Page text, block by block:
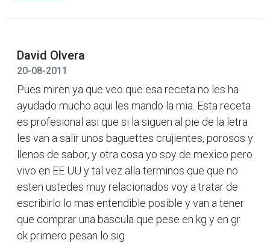
David Olvera
20-08-2011
Pues miren ya que veo que esa receta no les ha
ayudado mucho aqui les mando la mia. Esta receta
es profesional asi que si la siguen al pie de la letra
les van a salir unos baguettes crujientes, porosos y
llenos de sabor, y otra cosa yo soy de mexico pero
vivo en EE UU y tal vez alla terminos que que no
esten ustedes muy relacionados voy a tratar de
escribirlo lo mas entendible posible y van a tener
que comprar una bascula que pese en kg y en gr.
ok primero pesan lo sig